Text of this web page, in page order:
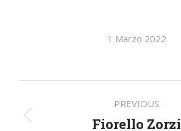
1 Marzo 2022
PREVIOUS
Previous
Fiorello Zorzi